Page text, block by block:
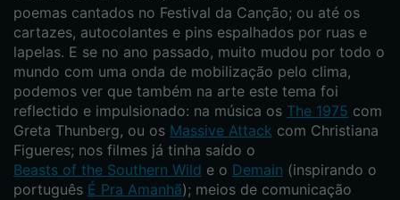
poemas cantados no Festival da Canção; ou até os
cartazes, autocolantes e pins espalhados por ruas e
lapelas. E se no ano passado, muito mudou por todo o
mundo com uma onda de mobilização pelo clima,
podemos ver que também na arte este tema foi
reflectido e impulsionado: na música os The 1975 com
Greta Thunberg, ou os Massive Attack com Christiana
Figueres; nos filmes já tinha saído o
Beasts of the Southern Wild e o Demain (inspirando o
português É Pra Amanhã); meios de comunicação